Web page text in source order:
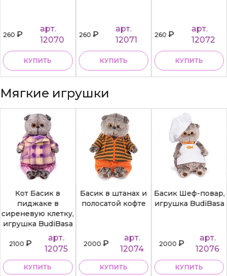
260₽
арт.
12070
КУПИТЬ
260₽
арт.
12071
КУПИТЬ
260₽
арт.
12072
КУПИТЬ
Мягкие игрушки
Кот Басик в
пиджаке в
сиреневую клетку,
игрушка BudiBasa
2100₽
арт.
12075
КУПИТЬ
Басик в штанах и
полосатой кофте
2000₽
арт.
12074
КУПИТЬ
Басик Шеф-повар,
игрушка BudiBasa
2000₽
арт.
12076
КУПИТЬ